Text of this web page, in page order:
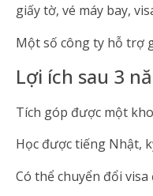
giấy tờ, vé máy bay,
Một số công ty hỗ trợ
Lợi ích sau 3
Tích góp được một
Học được tiếng Nhật,
Có thể chuyển đổi visa